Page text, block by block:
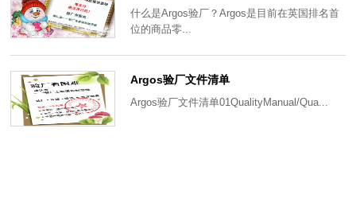
什么是Argos验厂？Argos是目前在英国排名首
位的商品零...
Argos验厂文件清单
Argos验厂文件清单01QualityManual/Qua...